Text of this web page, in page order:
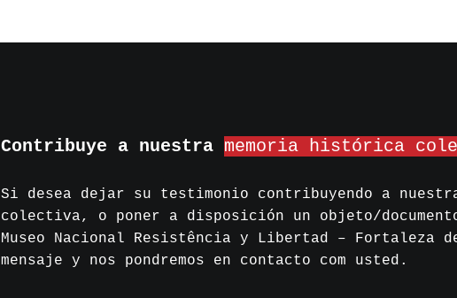
Contribuye a nuestra memoria histórica
Si desea dejar su testimonio contribuyendo a
colectiva, o poner a disposición un objeto/
Museo Nacional Resistência y Libertad – Fortaleza
mensaje y nos pondremos en contacto com usted.